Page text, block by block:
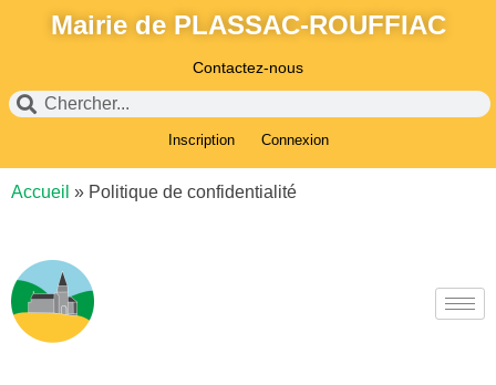
Mairie de PLASSAC-ROUFFIAC
Contactez-nous
Inscription Connexion
Accueil » Politique de confidentialité